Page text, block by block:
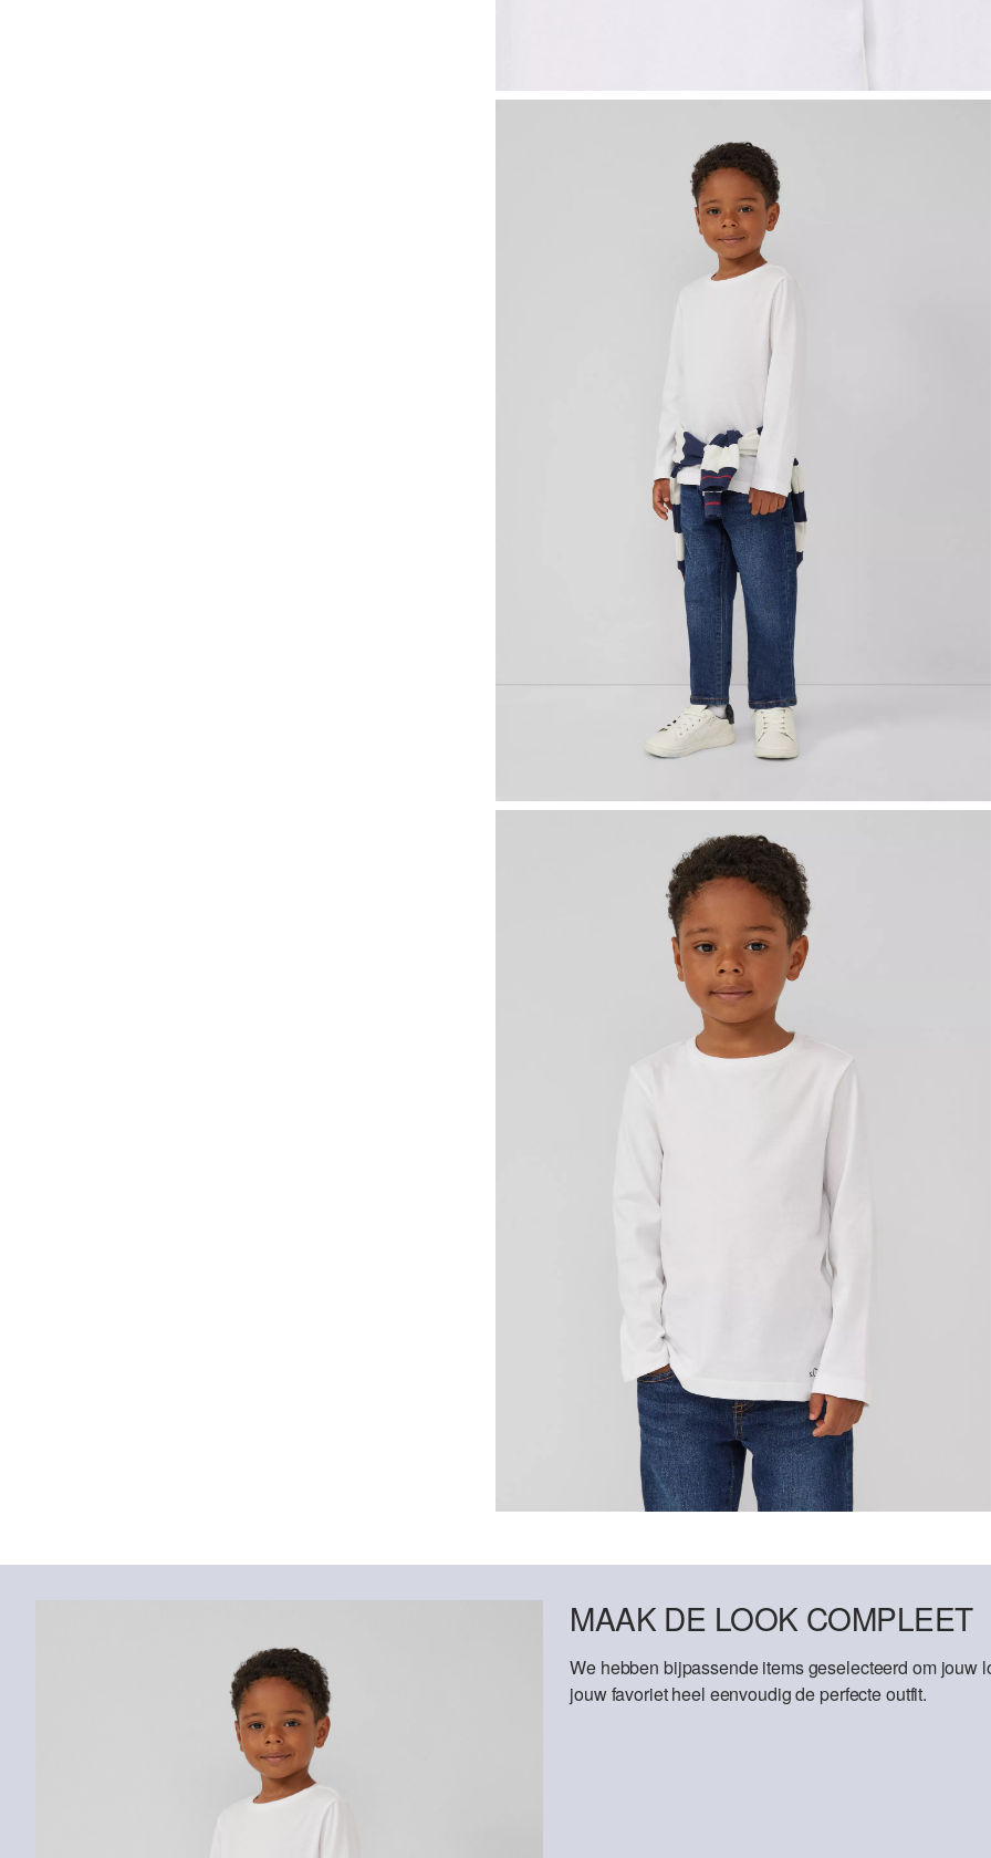
MAAK DE LOOK COMPLEET
We hebben bijpassende items geselecteerd om jouw
jouw favoriet heel eenvoudig de perfecte outfit.